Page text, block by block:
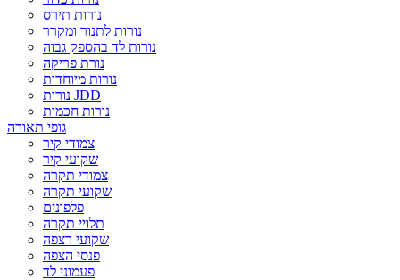
נורות תירס
נורות לתנור ומקרר
נורות לד בהספק גבוה
נורת פריקה
נורות מיוחדות
נורות JDD
נורות חכמות
גופי תאורה
צמודי קיר
שקועי קיר
צמודי תקרה
שקועי תקרה
פלפונים
תלויי תקרה
שקועי רצפה
פנסי הצפה
פעמוני לד